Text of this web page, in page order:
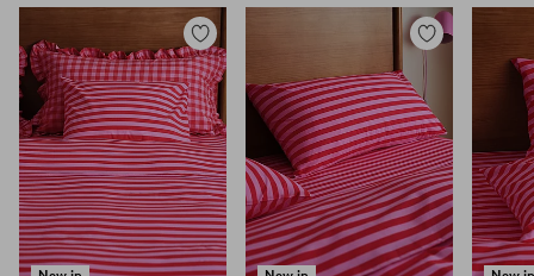
Legg
til
favoritter
Legg
til
favoritter